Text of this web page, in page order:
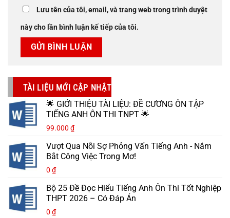
Lưu tên của tôi, email, và trang web trong trình duyệt
này cho lần bình luận kế tiếp của tôi.
TÀI LIỆU MỚI CẬP NHẬT
🌟 GIỚI THIỆU TÀI LIỆU: ĐỀ CƯƠNG ÔN TẬP
TIẾNG ANH ÔN THI TNPT 🌟
99.000 ₫
Vượt Qua Nỗi Sợ Phỏng Vấn Tiếng Anh - Nắm
Bắt Công Việc Trong Mơ!
0 ₫
Bộ 25 Đề Đọc Hiểu Tiếng Anh Ôn Thi Tốt Nghiệp
THPT 2026 – Có Đáp Án
0 ₫